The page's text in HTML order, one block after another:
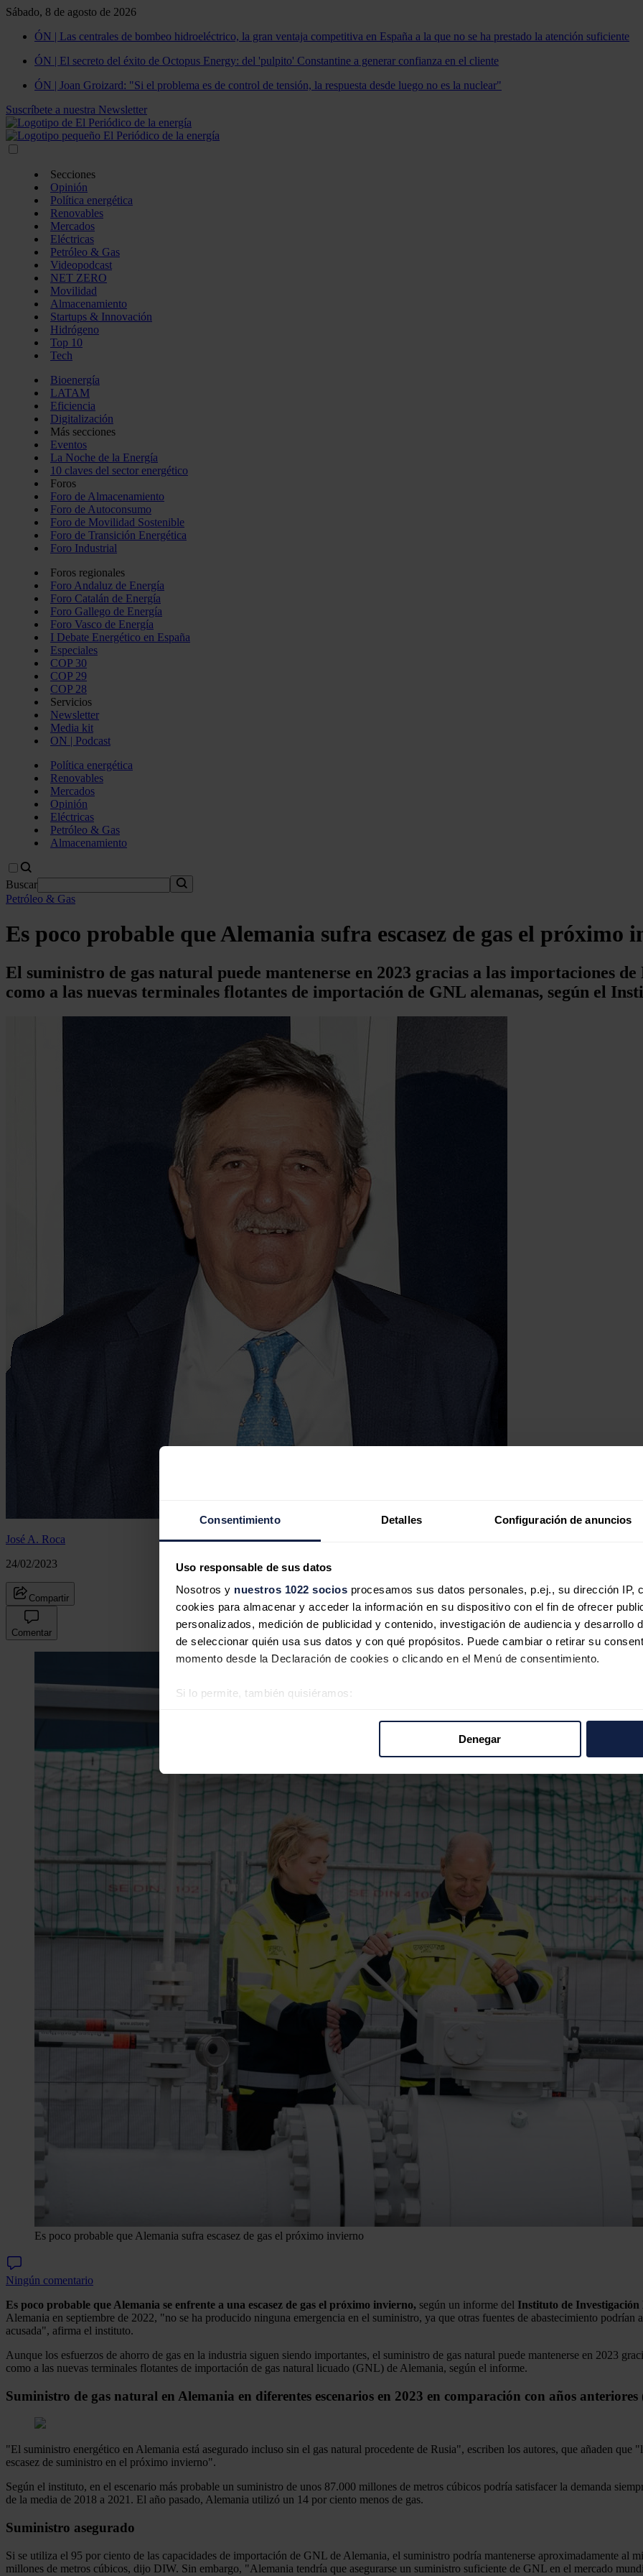
Consentimiento Detalles Configuración de anuncios
Uso responsable de sus datos
Nosotros y nuestros 1022 socios procesamos sus datos personales, p.ej., su dirección IP,
cookies para almacenar y acceder la información en su dispositivo con el fin de ofrecer
personalizados, medición de publicidad y contenido, investigación de audiencia y desarrollo
de seleccionar quién usa sus datos y con qué propósitos. Puede cambiar o retirar su
momento desde la Declaración de cookies o clicando en el Menú de consentimiento.
Si lo permite, también quisiéramos:
Las cookies de este sitio web se usan para personalizar el contenido y los anuncios, ofrecer
y analizar el tráfico. Además, compartimos información sobre el uso que haga del sitio web
redes sociales, publicidad y análisis web, quienes pueden combinarla con otra información
que hayan recopilado a partir del uso que haya hecho de sus servicios.
Denegar
Sábado, 8 de agosto de 2026
ÓN | Las centrales de bombeo hidroeléctrico, la gran ventaja competitiva en España a la que no se ha prestado la atención suficiente
ÓN | El secreto del éxito de Octopus Energy: del 'pulpito' Constantine a generar confianza en el cliente
ÓN | Joan Groizard: "Si el problema es de control de tensión, la respuesta desde luego no es la nuclear"
Suscríbete a nuestra Newsletter
Secciones
Opinión
Política energética
Renovables
Mercados
Eléctricas
Petróleo & Gas
Videopodcast
NET ZERO
Movilidad
Almacenamiento
Startups & Innovación
Hidrógeno
Top 10
Tech
Bioenergía
LATAM
Eficiencia
Digitalización
Más secciones
Eventos
La Noche de la Energía
10 claves del sector energético
Foros
Foro de Almacenamiento
Foro de Autoconsumo
Foro de Movilidad Sostenible
Foro de Transición Energética
Foro Industrial
Foros regionales
Foro Andaluz de Energía
Foro Catalán de Energía
Foro Gallego de Energía
Foro Vasco de Energía
I Debate Energético en España
Especiales
COP 30
COP 29
COP 28
Servicios
Newsletter
Media kit
ON | Podcast
Política energética
Renovables
Mercados
Opinión
Eléctricas
Petróleo & Gas
Almacenamiento
Buscar
Petróleo & Gas
Es poco probable que Alemania sufra escasez de gas el próximo
El suministro de gas natural puede mantenerse en 2023 gracias a las importaciones
como a las nuevas terminales flotantes de importación de GNL alemanas, según el
José A. Roca
24/02/2023
Compartir
Comentar
Es poco probable que Alemania sufra escasez de gas el próximo invierno
Ningún comentario
Es poco probable que Alemania se enfrente a una escasez de gas el próximo invierno, según un informe del Instituto de
Alemania en septiembre de 2022, "no se ha producido ninguna emergencia en el suministro, ya que otras fuentes de abastecimiento
acusada", afirma el instituto.
Aunque los esfuerzos de ahorro de gas en la industria siguen siendo importantes, el suministro de gas natural puede mantenerse en 2023
como a las nuevas terminales flotantes de importación de gas natural licuado (GNL) de Alemania, según el informe.
Suministro de gas natural en Alemania en diferentes escenarios en 2023 en comparación con años
"El suministro energético en Alemania está asegurado incluso sin el gas natural procedente de Rusia", escriben los autores, que añaden que
escasez de suministro en el próximo invierno".
Según el instituto, en el escenario más probable un suministro de unos 87.000 millones de metros cúbicos podría satisfacer la demanda
de la media de 2018 a 2021. El año pasado, Alemania utilizó un 14 por ciento menos de gas.
Suministro asegurado
Si se utiliza el 95 por ciento de las capacidades de importación de GNL de Alemania, el suministro podría mantenerse aproximadamente al
millones de metros cúbicos, dijo DIW. Sin embargo, "Alemania tendría que asegurarse un suministro suficiente de GNL en el mercado